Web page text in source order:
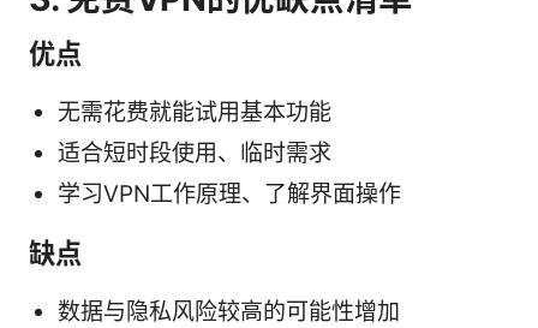
优点
无需花费就能试用基本功能
适合短时段使用、临时需求
学习VPN工作原理、了解界面操作
缺点
数据与隐私风险较高的可能性增加